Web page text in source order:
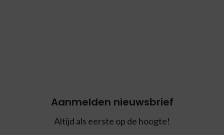
Aanmelden nieuwsbrief
Altijd als eerste op de hoogte!